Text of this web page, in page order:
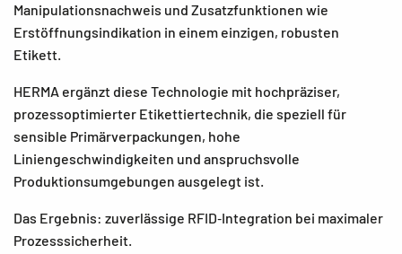
Manipulationsnachweis und Zusatzfunktionen wie
Erstöffnungsindikation in einem einzigen, robusten
Etikett.
HERMA ergänzt diese Technologie mit hochpräziser,
prozessoptimierter Etikettiertechnik, die speziell für
sensible Primärverpackungen, hohe
Liniengeschwindigkeiten und anspruchsvolle
Produktionsumgebungen ausgelegt ist.
Das Ergebnis: zuverlässige RFID‑Integration bei maximaler
Prozesssicherheit.